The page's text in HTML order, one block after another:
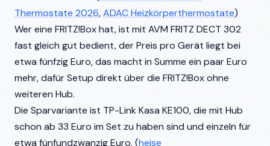
Thermostate 2026,ADAC Heizkörperthermostate)
Wer eine FRITZ!Box hat, ist mit AVM FRITZ DECT 302
fast gleich gut bedient, der Preis pro Gerät liegt bei
etwa fünfzig Euro, das macht in Summe ein paar Euro
mehr, dafür Setup direkt über die FRITZ!Box ohne
weiteren Hub.
Die Sparvariante ist TP-Link Kasa KE100, die mit Hub
schon ab 33 Euro im Set zu haben sind und einzeln für
etwa fünfundzwanzig Euro. (heise